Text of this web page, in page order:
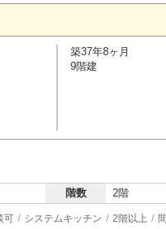
築37年8ヶ月
9階建
階数 2階
可 システムキッチン 2階以上